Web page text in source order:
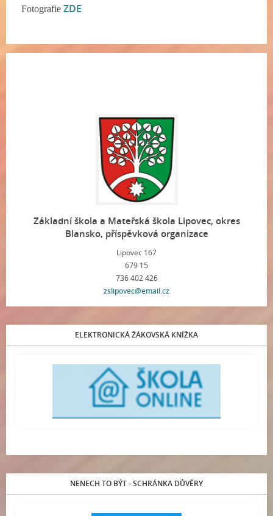
Fotografie ZDE
Základní škola a Mateřská škola Lipovec, okres
Blansko, příspěvková organizace
Lipovec 167
679 15
736 402 426
zslipovec@email.cz
ELEKTRONICKÁ ŽÁKOVSKÁ KNÍŽKA
NENECH TO BÝT - SCHRÁNKA DŮVĚRY